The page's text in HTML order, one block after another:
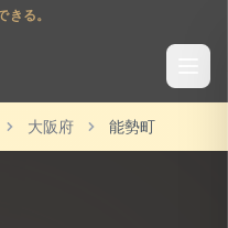
る。
大阪府 能勢町